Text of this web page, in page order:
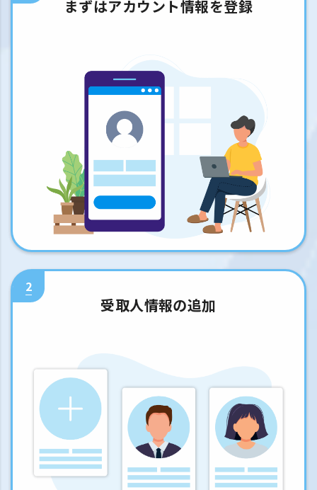
まずはアカウント情報を登録
2
受取人情報の追加